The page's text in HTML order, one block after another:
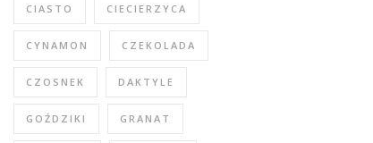
CIASTO CIECIERZYCA
CYNAMON CZEKOLADA
CZOSNEK DAKTYLE
GOŹDZIKI GRANAT